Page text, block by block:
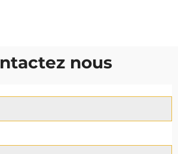
nous